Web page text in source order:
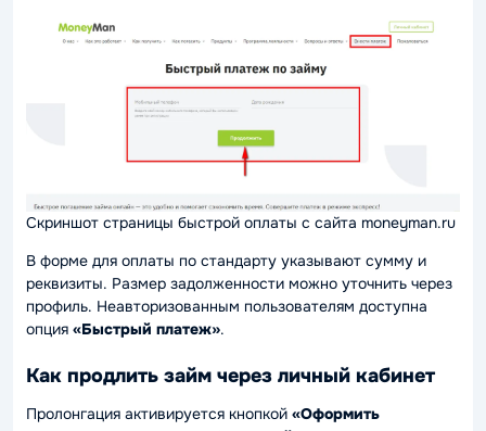
Скриншот страницы быстрой оплаты с сайта moneyman.ru
В форме для оплаты по стандарту указывают сумму и
реквизиты. Размер задолженности можно уточнить через
профиль. Неавторизованным пользователям доступна
опция «Быстрый платеж».
Как продлить займ через личный кабинет
Пролонгация активируется кнопкой «Оформить